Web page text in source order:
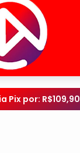
Pix por: R$109,90